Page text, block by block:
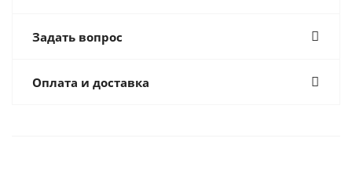
Задать вопрос
Оплата и доставка